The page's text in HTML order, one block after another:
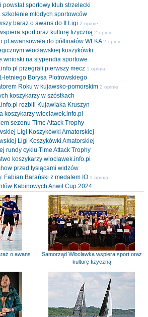
powstał sportowy klub strzelecki
szkolenie młodych sportowców
baraż o awans do II Ligi 2 opinie
sport oraz kulturę fizyczną 2 opinie
awansowała do półfinałów WLKA 2 opinie
włocławskiej koszykówki
wnioski na stypendia sportowe
przegrali pierwszy mecz 1 opinia
letniego Borysa Piotrowskiego
Roku w kujawsko-pomorskim 2 opinie
koszykarzy w szóstkach
rozbili Kujawiaka Kruszyn
koszykarzy wloclawek.info.pl
sezonu Time Attack Trophy
Ligi Koszykówki Amatorskiej
Ligi Koszykówki Amatorskiej
rundy cyklu Time Attack Trophy
koszykarzy wloclawek.info.pl
przed tysiącami widzów
Fabian Barański z medalem IO 1 opinia
Kabinowych Anwil Cup 2024
o awans
Samorząd Włocławka wspiera sport oraz
kulturę fizyczną